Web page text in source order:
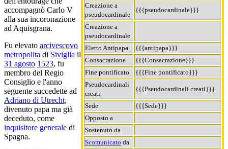
Creazione a
pseudocardinale
{{{pseudocardinale}}}
Creazione a
pseudocardinale
Eletto Antipapa
{{{antipapa}}}
Consacrazione
{{{Consacrazione}}}
Fine pontificato
{{{Fine pontificato}}}
Pseudocardinali
creati
{{{Pseudocardinali creati}}}
Sede
{{{Sede}}}
Opposto a
Sostenuto da
Scomunicato da
accompagnò Carlo V
alla sua incoronazione
ad Aquisgrana.
Fu elevato arcivescovo
metropolita di Siviglia il
31 agosto 1523, fu
membro del Regio
Consiglio e l'anno
seguente succedette ad
Adriano di Utrecht,
divenuto papa ma già
deceduto, come
inquisitore generale di
Spagna.